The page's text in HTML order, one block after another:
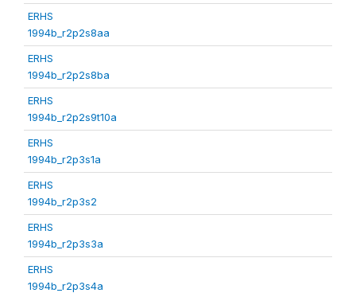
ERHS
1994b_r2p2s8aa
ERHS
1994b_r2p2s8ba
ERHS
1994b_r2p2s9t10a
ERHS
1994b_r2p3s1a
ERHS
1994b_r2p3s2
ERHS
1994b_r2p3s3a
ERHS
1994b_r2p3s4a